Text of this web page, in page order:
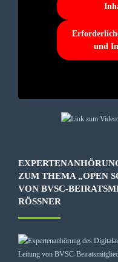
und
ZUM THEMA „OPEN
VON BVSC-
RÖSSNER